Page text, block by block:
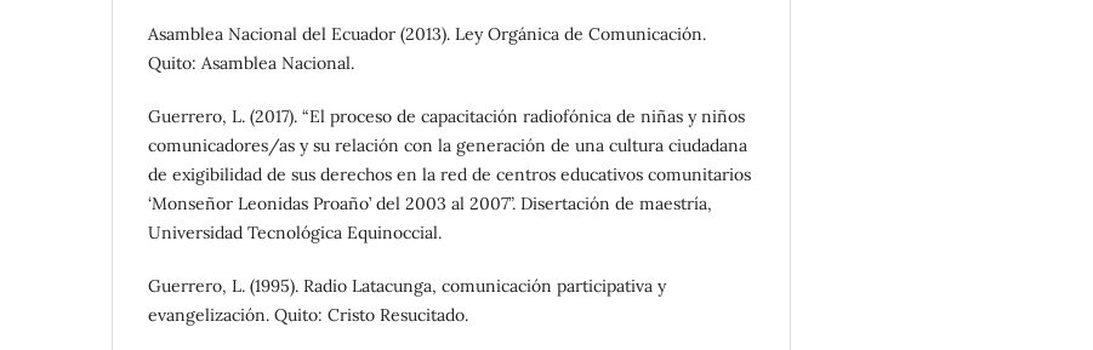
Asamblea Nacional del Ecuador (2013). Ley Orgánica de Comunicación.
Quito: Asamblea Nacional.
Guerrero, L. (2017). “El proceso de capacitación radiofónica de niñas y niños
comunicadores/as y su relación con la generación de una cultura ciudadana
de exigibilidad de sus derechos en la red de centros educativos comunitarios
‘Monseñor Leonidas Proaño’ del 2003 al 2007”. Disertación de maestría,
Universidad Tecnológica Equinoccial.
Guerrero, L. (1995). Radio Latacunga, comunicación participativa y
evangelización. Quito: Cristo Resucitado.